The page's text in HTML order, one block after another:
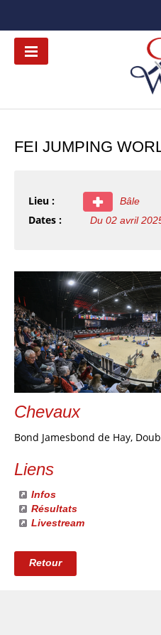
FEI JUMPING
Lieu : Bâle
Dates : Du 02 avril
Chevaux
Bond Jamesbond de Hay,
Liens
Infos
Résultats
Livestream
Retour